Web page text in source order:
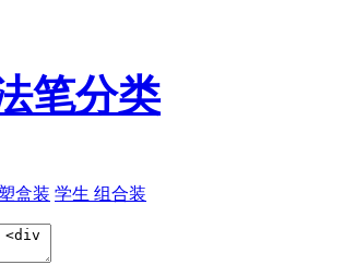
笔分类
盒装 学生 组合装